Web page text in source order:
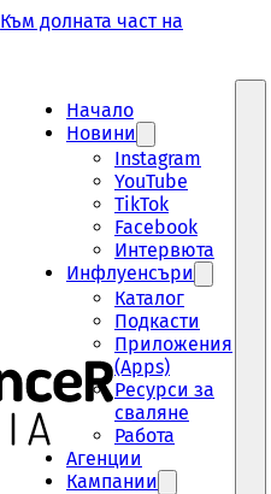
Към долната част на
Начало
Новини
Instagram
YouTube
TikTok
Facebook
Интервюта
Инфлуенсъри
Каталог
Подкасти
Приложения
(Apps)
Ресурси за
сваляне
Работа
Aгенции
Кампании